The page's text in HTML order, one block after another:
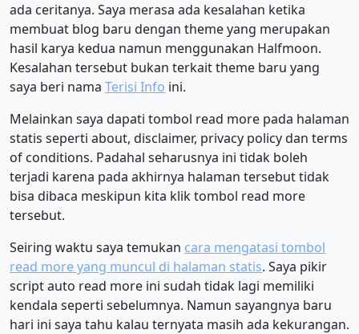
ada ceritanya. Saya merasa ada kesalahan ketika
membuat blog baru dengan theme yang merupakan
hasil karya kedua namun menggunakan Halfmoon.
Kesalahan tersebut bukan terkait theme baru yang
saya beri nama Terisi Info ini.
Melainkan saya dapati tombol read more pada halaman
statis seperti about, disclaimer, privacy policy dan terms
of conditions. Padahal seharusnya ini tidak boleh
terjadi karena pada akhirnya halaman tersebut tidak
bisa dibaca meskipun kita klik tombol read more
tersebut.
Seiring waktu saya temukan cara mengatasi tombol
read more yang muncul di halaman statis. Saya pikir
script auto read more ini sudah tidak lagi memiliki
kendala seperti sebelumnya. Namun sayangnya baru
hari ini saya tahu kalau ternyata masih ada kekurangan.